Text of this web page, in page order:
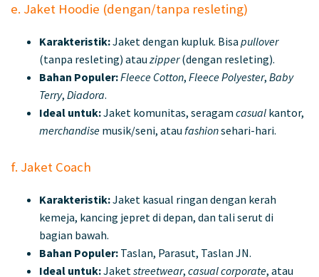
e. Jaket Hoodie (dengan/tanpa resleting)
Karakteristik:Jaket dengan kupluk. Bisa pullover
(tanpa resleting) atau zipper(dengan resleting).
Bahan Populer:Fleece Cotton, Fleece Polyester, Baby
Terry, Diadora.
Ideal untuk:Jaket komunitas, seragam casual kantor,
merchandise musik/seni, atau fashionsehari-hari.
f. Jaket Coach
Karakteristik:Jaket kasual ringan dengan kerah
kemeja, kancing jepret di depan, dan tali serut di
bagian bawah.
Bahan Populer: Taslan, Parasut, Taslan JN.
Ideal untuk:Jaket streetwear, casual corporate, atau